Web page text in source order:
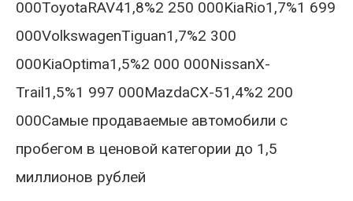
000ToyotaRAV41,8%2 250 000KiaRio1,7%1 699
000VolkswagenTiguan1,7%2 300
000KiaOptima1,5%2 000 000NissanX-
Trail1,5%1 997 000MazdaCX-51,4%2 200
000Самые продаваемые автомобили с
пробегом в ценовой категории до 1,5
миллионов рублей